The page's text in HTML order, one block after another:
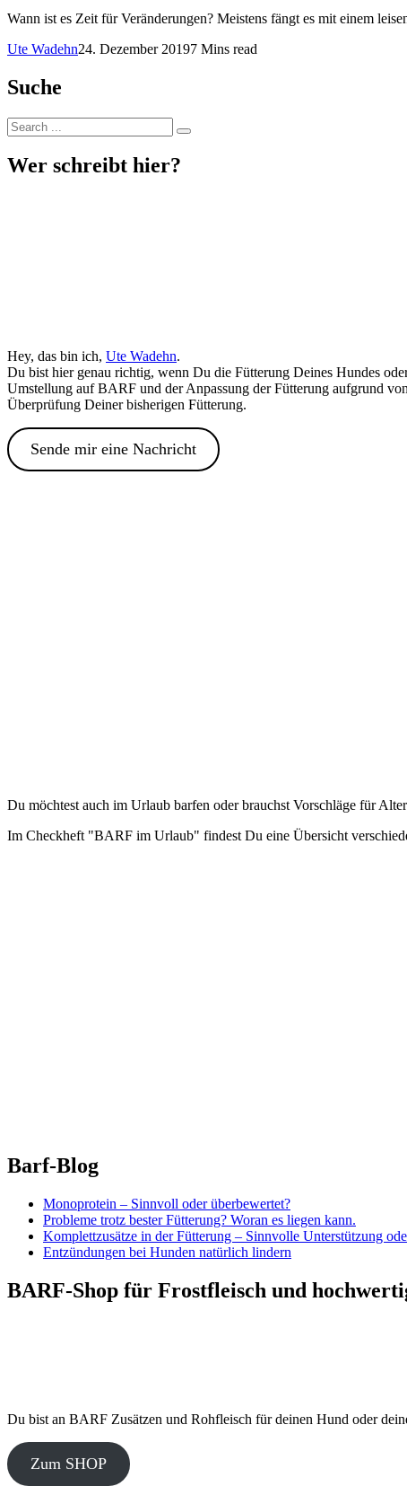
Wann ist es Zeit für Veränderungen? Meistens fängt es mit einem
Ute Wadehn24. Dezember 20197 Mins read
Suche
Wer schreibt hier?
Hey, das bin ich, Ute Wadehn.
Du bist hier genau richtig, wenn Du die Fütterung Deines Hundes
Umstellung auf BARF und der Anpassung der Fütterung aufgrund
Überprüfung Deiner bisherigen Fütterung.
Sende mir eine Nachricht
Du möchtest auch im Urlaub barfen oder brauchst Vorschläge für
Im Checkheft "BARF im Urlaub" findest Du eine Übersicht
Barf-Blog
Monoprotein – Sinnvoll oder überbewertet?
Probleme trotz bester Fütterung? Woran es liegen kann.
Komplettzusätze in der Fütterung – Sinnvolle Unterstützung
Entzündungen bei Hunden natürlich lindern
BARF-Shop für Frostfleisch und
Du bist an BARF Zusätzen und Rohfleisch für deinen Hund oder
Zum SHOP